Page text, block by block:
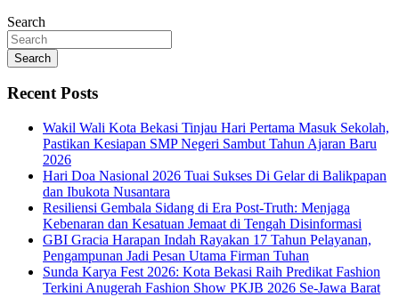
Search
Search
Recent Posts
Wakil Wali Kota Bekasi Tinjau Hari Pertama Masuk Sekolah,
Pastikan Kesiapan SMP Negeri Sambut Tahun Ajaran Baru
2026
Hari Doa Nasional 2026 Tuai Sukses Di Gelar di Balikpapan
dan Ibukota Nusantara
Resiliensi Gembala Sidang di Era Post-Truth: Menjaga
Kebenaran dan Kesatuan Jemaat di Tengah Disinformasi
GBI Gracia Harapan Indah Rayakan 17 Tahun Pelayanan,
Pengampunan Jadi Pesan Utama Firman Tuhan
Sunda Karya Fest 2026: Kota Bekasi Raih Predikat Fashion
Terkini Anugerah Fashion Show PKJB 2026 Se-Jawa Barat